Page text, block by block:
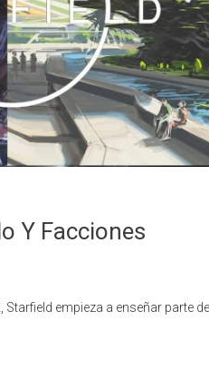
Y Facciones
empieza a enseñar parte